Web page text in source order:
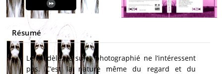
Résumé
Le modèle, le sujet photographié ne l’intéressent
pas. C’est la nature même du regard et du